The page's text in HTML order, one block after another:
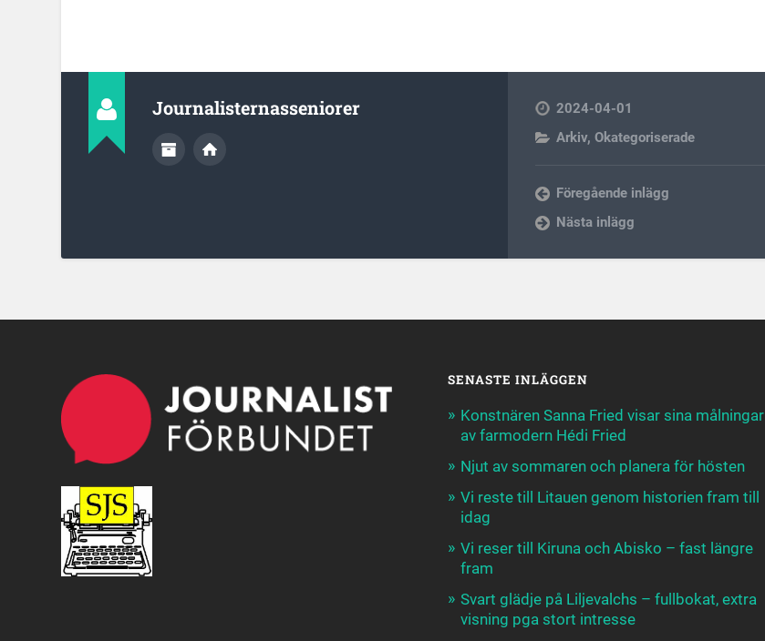
Journalisternasseniorer
2024-04-01
Arkiv,Okategoriserade
Föregående inlägg
Nästa inlägg
SENASTE INLÄGGEN
Konstnären Sanna Fried visar sina målningar
av farmodern Hédi Fried
Njut av sommaren och planera för hösten
Vi reste till Litauen genom historien fram till
idag
Vi reser till Kiruna och Abisko – fast längre
fram
Svart glädje på Liljevalchs – fullbokat, extra
visning pga stort intresse